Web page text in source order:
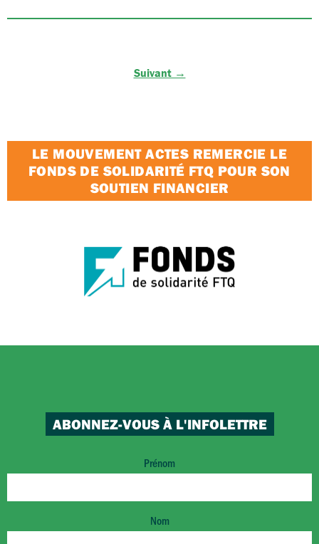
Suivant →
LE MOUVEMENT ACTES REMERCIE LE
FONDS DE SOLIDARITÉ FTQ POUR SON
SOUTIEN FINANCIER
ABONNEZ-VOUS À L'INFOLETTRE
Prénom
Nom